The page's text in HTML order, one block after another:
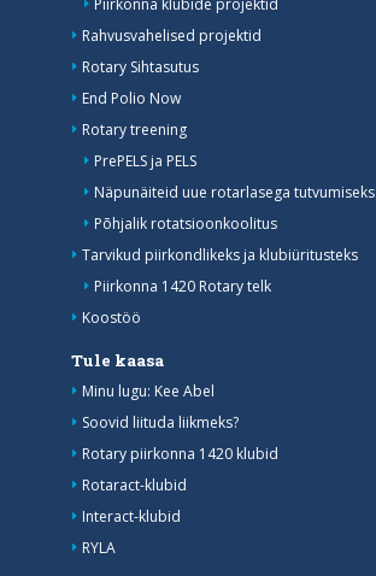
Piirkonna klubide projektid
Rahvusvahelised projektid
Rotary Sihtasutus
End Polio Now
Rotary treening
PrePELS ja PELS
Näpunäiteid uue rotarlasega tutvumiseks
Põhjalik rotatsioonkoolitus
Tarvikud piirkondlikeks ja klubiüritusteks
Piirkonna 1420 Rotary telk
Koostöö
Tule kaasa
Minu lugu: Kee Abel
Soovid liituda liikmeks?
Rotary piirkonna 1420 klubid
Rotaract-klubid
Interact-klubid
RYLA